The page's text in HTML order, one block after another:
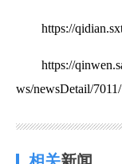
https://
https://
ws/newsDetail/